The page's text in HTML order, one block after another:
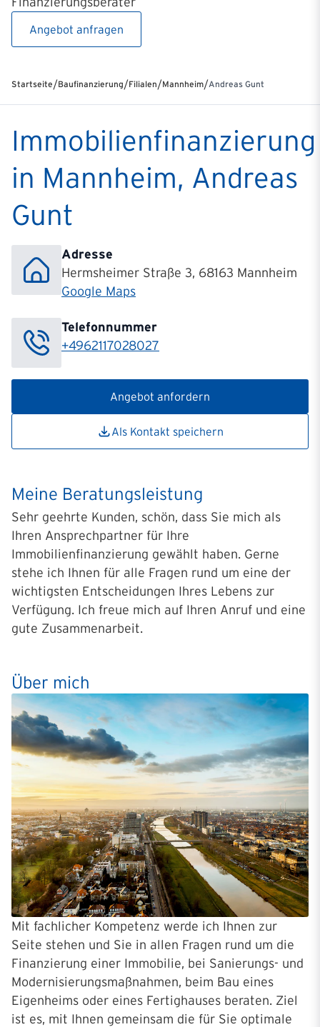
Angebot anfragen
Startseite/Baufinanzierung/Filialen/Mannheim/Andreas Gunt
Immobilienfinanzierung
in Mannheim, Andreas
Gunt
Adresse
Hermsheimer Straße 3, 68163 Mannheim
Google Maps
Telefonnummer
+4962117028027
Angebot anfordern
Als Kontakt speichern
Meine Beratungsleistung
Sehr geehrte Kunden, schön, dass Sie mich als
Ihren Ansprechpartner für Ihre
Immobilienfinanzierung gewählt haben. Gerne
stehe ich Ihnen für alle Fragen rund um eine der
wichtigsten Entscheidungen Ihres Lebens zur
Verfügung. Ich freue mich auf Ihren Anruf und eine
gute Zusammenarbeit.
Über mich
Mit fachlicher Kompetenz werde ich Ihnen zur
Seite stehen und Sie in allen Fragen rund um die
Finanzierung einer Immobilie, bei Sanierungs- und
Modernisierungsmaßnahmen, beim Bau eines
Eigenheims oder eines Fertighauses beraten. Ziel
ist es, mit Ihnen gemeinsam die für Sie optimale